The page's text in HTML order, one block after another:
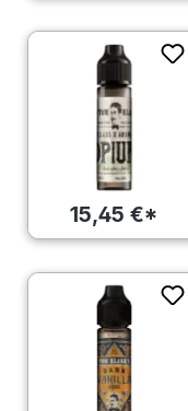
15,45 €*